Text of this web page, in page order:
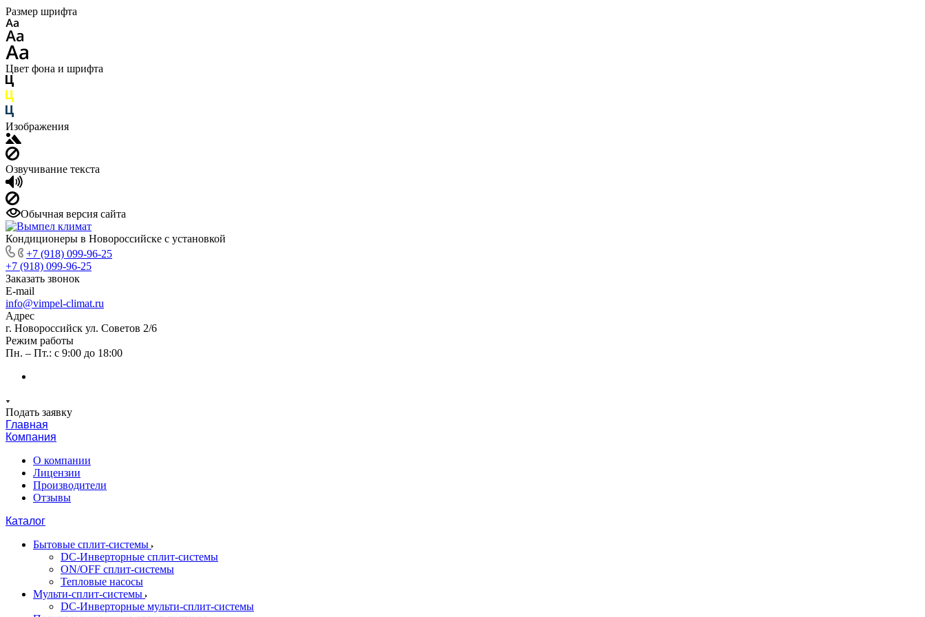
Размер шрифта
Цвет фона и шрифта
Изображения
Озвучивание текста
Обычная версия сайта
Кондиционеры в Новороссийске с установкой
+7 (918) 099-96-25
+7 (918) 099-96-25
Заказать звонок
E-mail
info@vimpel-climat.ru
Адрес
г. Новороссийск ул. Советов 2/6
Режим работы
Пн. – Пт.: с 9:00 до 18:00
Подать заявку
Главная
Компания
О компании
Лицензии
Производители
Отзывы
Каталог
Бытовые сплит-системы
DC-Инверторные сплит-системы
ON/OFF сплит-системы
Тепловые насосы
Мульти-сплит-системы
DC-Инверторные мульти-сплит-системы